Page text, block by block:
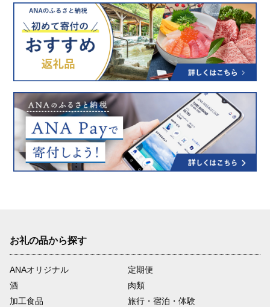
お礼の品から探す
ANAオリジナル
定期便
酒
肉類
加工食品
旅行・宿泊・体験